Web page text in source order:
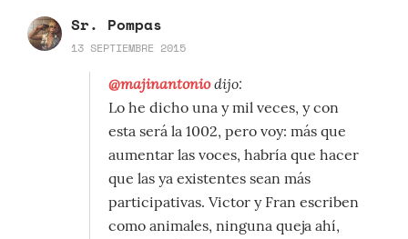
Sr. Pompas
13 SEPTIEMBRE 2015
@majinantoniodijo:
Lo he dicho una y mil veces, y con
esta será la 1002, pero voy: más que
aumentar las voces, habría que hacer
que las ya existentes sean más
participativas. Victor y Fran escriben
como animales, ninguna queja ahí,